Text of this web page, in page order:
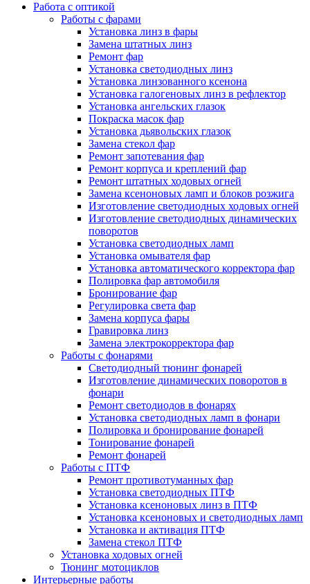
Работа с оптикой
Работы с фарами
Установка линз в фары
Замена штатных линз
Ремонт фар
Установка светодиодных линз
Установка линзованного ксенона
Установка галогеновых линз в рефлектор
Установка ангельских глазок
Покраска масок фар
Установка дьявольских глазок
Замена стекол фар
Ремонт запотевания фар
Ремонт корпуса и креплений фар
Ремонт штатных ходовых огней
Замена ксеноновых ламп и блоков розжига
Изготовление светодиодных ходовых огней
Изготовление светодиодных динамических
поворотов
Установка светодиодных ламп
Установка омывателя фар
Установка автоматического корректора фар
Полировка фар автомобиля
Бронирование фар
Регулировка света фар
Замена корпуса фары
Гравировка линз
Замена электрокорректора фар
Работы с фонарями
Светодиодный тюнинг фонарей
Изготовление динамических поворотов в
фонари
Ремонт светодиодов в фонарях
Установка светодиодных ламп в фонари
Полировка и бронирование фонарей
Тонирование фонарей
Ремонт фонарей
Работы с ПТФ
Ремонт противотуманных фар
Установка светодиодных ПТФ
Установка ксеноновых линз в ПТФ
Установка ксеноновых и светодиодных ламп
Установка и активация ПТФ
Замена стекол ПТФ
Установка ходовых огней
Тюнинг мотоциклов
Интерьерные работы